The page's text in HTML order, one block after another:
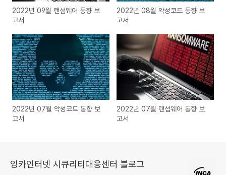
2022년 09월 랜섬웨어 동향 보
고서
2022년 08월 악성코드 동향 보
고서
2022년 07월 악성코드 동향 보
고서
2022년 07월 랜섬웨어 동향 보
고서
잉카인터넷 시큐리티대응센터 블로그